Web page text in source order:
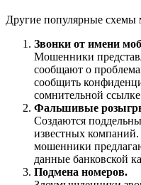
Другие популярные схемы
Звонки от имени
Мошенники
сообщают о
сообщить
сомнительной
Фальшивые
Создаются
известных
мошенники
данные банковской
Подмена номеров.